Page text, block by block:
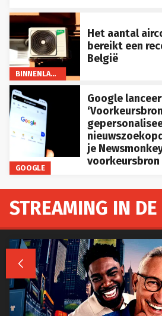
BINNENLAND
Het aantal
bereikt een
België
GOOGLE
Google
je
voorkeursbron
STREAMING IN DE
